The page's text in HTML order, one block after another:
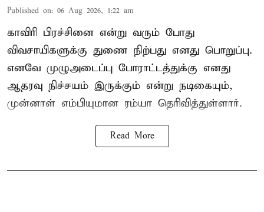
Published on: 06 Aug 2026, 1:22 am
காவிரி பிரச்சினை என்று வரும் போது
விவசாயிகளுக்கு துணை நிற்பது எனது பொறுப்பு.
எனவே முழுஅடைப்பு போராட்டத்துக்கு எனது
ஆதரவு நிச்சயம் இருக்கும் என்று நடிகையும்,
முன்னாள் எம்பியுமான ரம்யா தெரிவித்துள்ளார்.
Read More